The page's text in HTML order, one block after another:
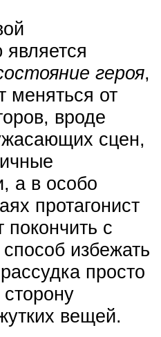
героя,
меняться от
вроде
сцен,
а в особо
протагонист
с
избежать
просто
вещей.